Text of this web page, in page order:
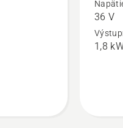
542i
XP®
36 V
1,8